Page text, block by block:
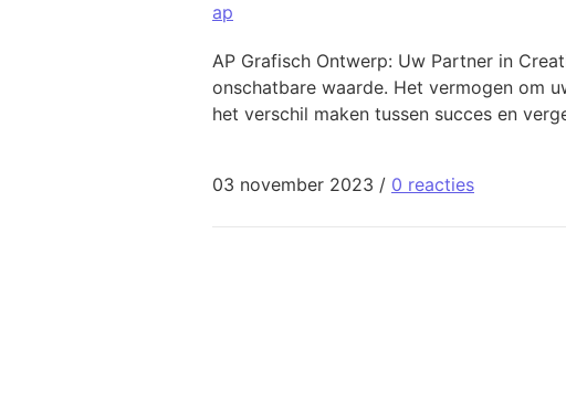
ap
AP Grafisch Ontwerp: Uw Partner in
onschatbare waarde. Het vermogen om
het verschil maken tussen succes en
03 november 2023 / 0 reacties